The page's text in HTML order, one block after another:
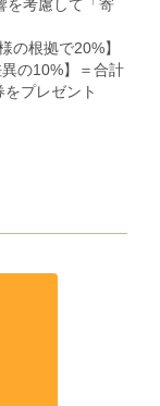
を考慮して「寄
の根拠で20%】
の10%】＝合計
をプレゼント